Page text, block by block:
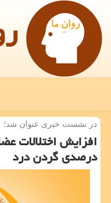
در نشست خبری عنوان شد؛
درصدی گردن درد